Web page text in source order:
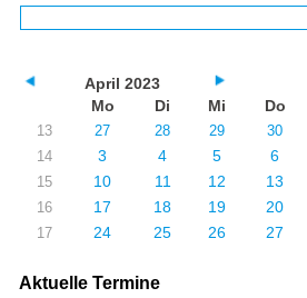
April 2023
Mo
Di Mi Do
13 27 28 29 30
14 3 4 5 6
15 10 11 12 13
16 17 18 19 20
17 24 25 26 27
Aktuelle Termine